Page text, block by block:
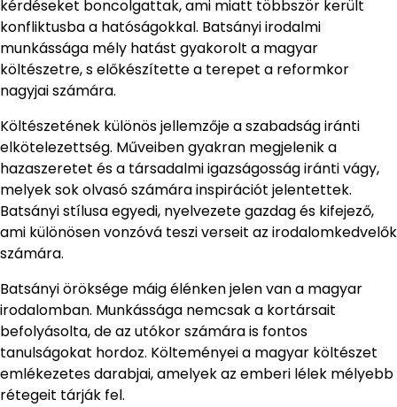
kérdéseket boncolgattak, ami miatt többször került
konfliktusba a hatóságokkal. Batsányi irodalmi
munkássága mély hatást gyakorolt a magyar
költészetre, s előkészítette a terepet a reformkor
nagyjai számára.
Költészetének különös jellemzője a szabadság iránti
elkötelezettség. Műveiben gyakran megjelenik a
hazaszeretet és a társadalmi igazságosság iránti vágy,
melyek sok olvasó számára inspirációt jelentettek.
Batsányi stílusa egyedi, nyelvezete gazdag és kifejező,
ami különösen vonzóvá teszi verseit az irodalomkedvelők
számára.
Batsányi öröksége máig élénken jelen van a magyar
irodalomban. Munkássága nemcsak a kortársait
befolyásolta, de az utókor számára is fontos
tanulságokat hordoz. Költeményei a magyar költészet
emlékezetes darabjai, amelyek az emberi lélek mélyebb
rétegeit tárják fel.